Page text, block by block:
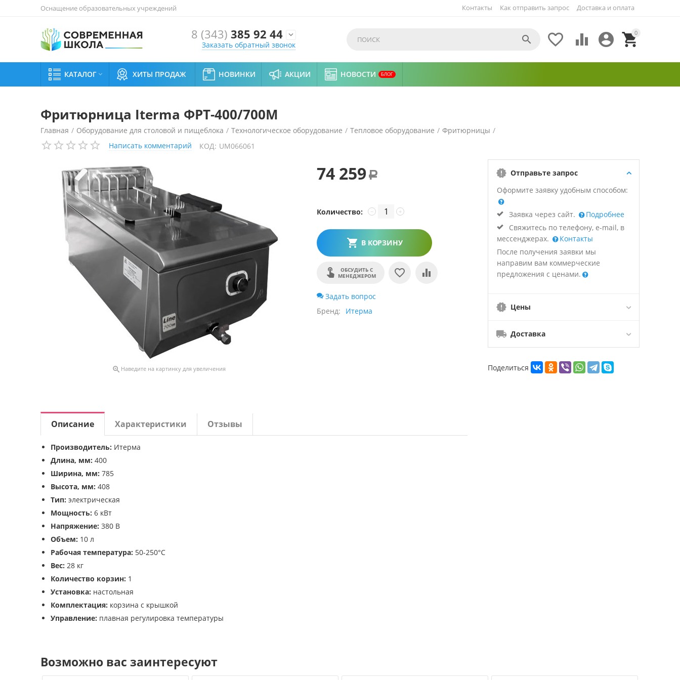
Оснащение образовательных учреждений Как отправить запрос Доставка и оплата
Контакты
8 (343) 385 92 44 
Заказать обратный звонок
0


 

КАТАЛОГ  ХИТЫ ПРОДАЖ НОВИНКИ АКЦИИ НОВОСТИ БЛОГ
Фритюрница Iterma ФРТ-400/700М
Главная / Оборудование для столовой и пищеблока / Технологическое оборудование / Тепловое оборудование / Фритюрницы /
Фритюрница Iterma ФРТ-400/700М
Написать комментарий КОД: UM066061
 Наведите на картинку для увеличения
74 259 Р
Количество: +
−
В КОРЗИНУ
ОБСУДИТЬ С
МЕНЕДЖЕРОМ
Задать вопрос
Бренд
Итерма
Отправьте запрос
Оформите заявку удобным способом:
Заявка через сайт.
Подробнее
Свяжитесь по телефону, e-mail, в
мессенджерах.
Контакты
После получения заявки мы
направим вам коммерческие
предложения с ценами.
Цены
Доставка
Поделиться
Описание Характеристики Отзывы
Производитель: Итерма
Длина, мм: 400
Ширина, мм: 785
Высота, мм: 408
Тип: электрическая
Мощность: 6 кВт
Напряжение: 380 В
Объем: 10 л
Рабочая температура: 50-250°С
Вес: 28 кг
Количество корзин: 1
Установка: настольная
Комплектация: корзина с крышкой
Управление: плавная регулировка температуры
Возможно вас заинтересуют